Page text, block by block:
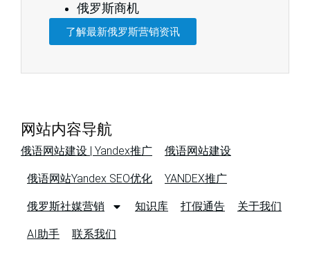
俄罗斯商机
了解最新俄罗斯营销资讯
网站内容导航
俄语网站建设 | Yandex推广 俄语网站建设
俄语网站Yandex SEO优化 YANDEX推广
俄罗斯社媒营销 知识库 打假通告 关于我们
AI助手 联系我们